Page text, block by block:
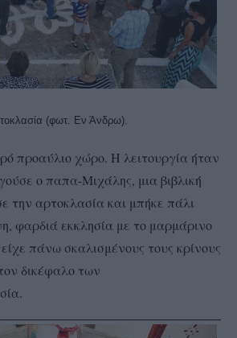
(φωτ. Εν Άνδρω).
προαύλιο χώρο. Η λειτουργία ήταν
ο παπα-Μιχάλης, μια βιβλική
την αρτοκλασία και μπήκε πάλι
φαρδιά εκκλησία με το μαρμάρινο
πάνω σκαλισμένους τους κρίνους
δικέφαλο των